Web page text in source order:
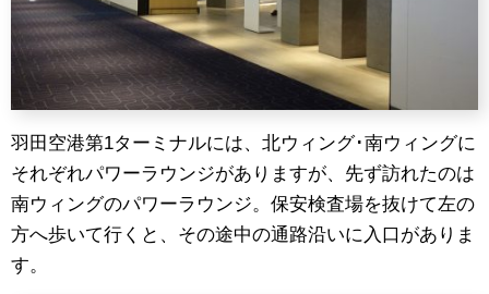
羽田空港第1ターミナルには、北ウィング･南ウィングに
それぞれパワーラウンジがありますが、先ず訪れたのは
南ウィングのパワーラウンジ。保安検査場を抜けて左の
方へ歩いて行くと、その途中の通路沿いに入口がありま
す。